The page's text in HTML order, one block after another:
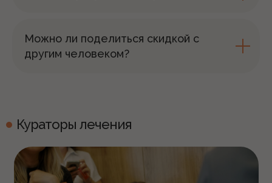
Можно ли поделиться скидкой с
другим человеком?
Кураторы лечения